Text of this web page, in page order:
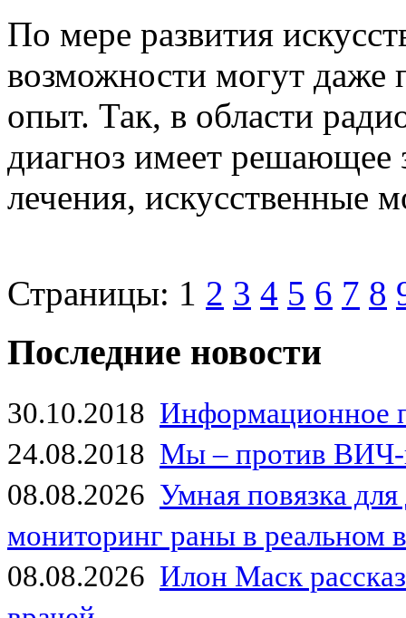
По мере развития
возможности могут даже
опыт. Так, в области
диагноз имеет решающее
лечения, искусственные
Страницы: 1 2 3 4 5 6 7 8
Последние новости
30.10.2018 Информационное
24.08.2018 Мы – против
08.08.2026 Умная повязка
мониторинг раны в реальном
08.08.2026 Илон Маск